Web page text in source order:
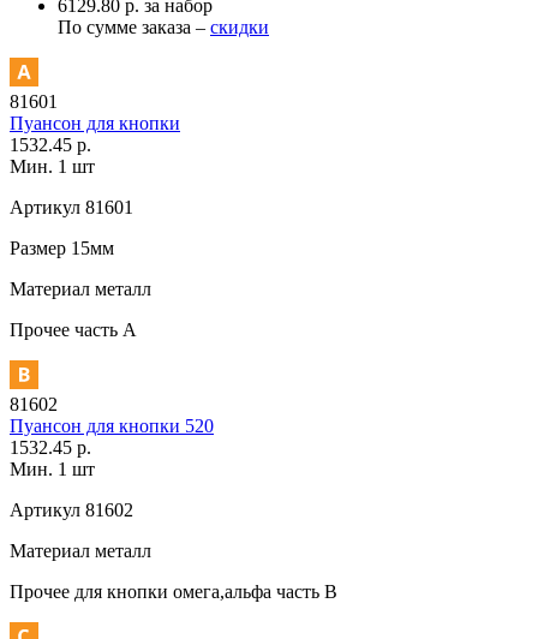
6129.80 р. за набор
По сумме заказа – скидки
81601
Пуансон для кнопки
1532.45 р.
Мин. 1 шт
Артикул 81601
Размер 15мм
Материал металл
Прочее часть A
81602
Пуансон для кнопки 520
1532.45 р.
Мин. 1 шт
Артикул 81602
Материал металл
Прочее для кнопки омега,альфа часть В